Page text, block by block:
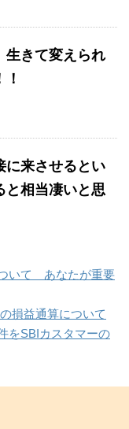
生きて変えられ
に来させるとい
と相当凄いと思
いて あなたが重要
損益通算について
をSBIカスタマーの